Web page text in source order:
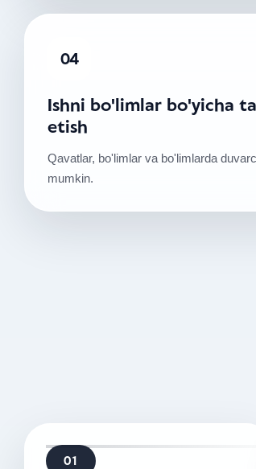
04
Ishni bo'limlar bo'yicha
etish
Qavatlar, bo'limlar va bo'limlarda
mumkin.
01